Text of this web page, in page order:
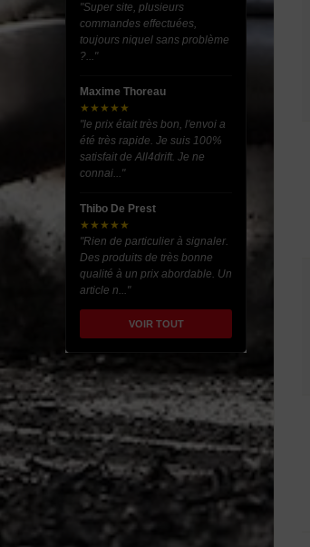
"Super site, plusieurs
commandes effectuées,
toujours niquel sans problème
?..."
Maxime Thoreau
★★★★★
"le prix était très bon, l'envoi a
été très rapide. Je suis 100%
satisfait de All4drift. Je ne
connai..."
Thibo De Prest
★★★★★
"Rien de particulier à signaler.
Des produits de très bonne
qualité à un prix abordable. Un
article n..."
VOIR TOUT